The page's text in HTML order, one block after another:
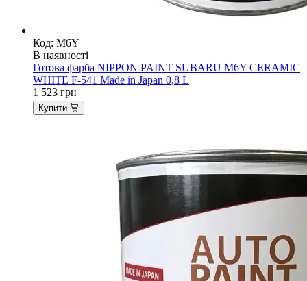
Код: M6Y
В наявності
Готова фарба NIPPON PAINT SUBARU M6Y CERAMIC
WHITE F-541 Made in Japan 0,8 L
1 523 грн
Купити